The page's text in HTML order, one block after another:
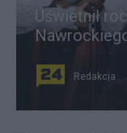
Uświetnił
Redakcja